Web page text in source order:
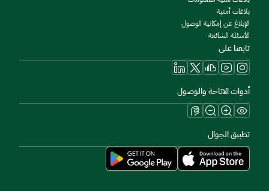
بلاغات أمنية
الإبلاغ عن إمكانية الوصول
الأسئلة الشائعة
تابعنا على
أدوات الاتاحة والوصول
تطبيق الجوال